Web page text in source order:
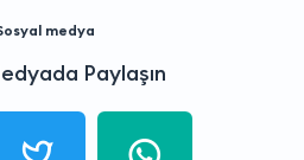
medya
Paylaşın